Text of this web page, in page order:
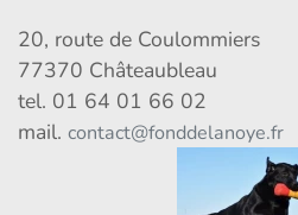
20, route de Coulommiers
77370 Châteaubleau
tel. 01 64 01 66 02
mail. contact@fonddelanoye.fr